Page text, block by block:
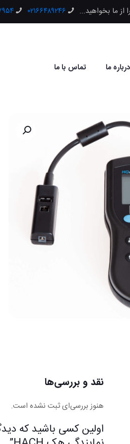
از ما بخواهید... ۰۲۱۶۶۴۸۹۲۴۶
درباره ما تماس با ما
نقد و بررسی‌ها
هنوز بررسی‌ای ثبت نشده است.